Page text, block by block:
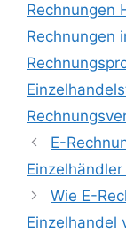
Rechnungen
Rechnungen
E-
Wie E-
Einzelhandel